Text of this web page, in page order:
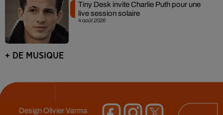
4 août 2026
Tiny Desk invite Charlie Puth pour une
live session solaire
+ DE MUSIQUE
DesignOlivier Varma